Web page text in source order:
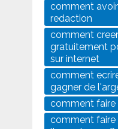
comment
redaction
comment
gratuitement
sur internet
comment
gagner de
comment faire
comment faire